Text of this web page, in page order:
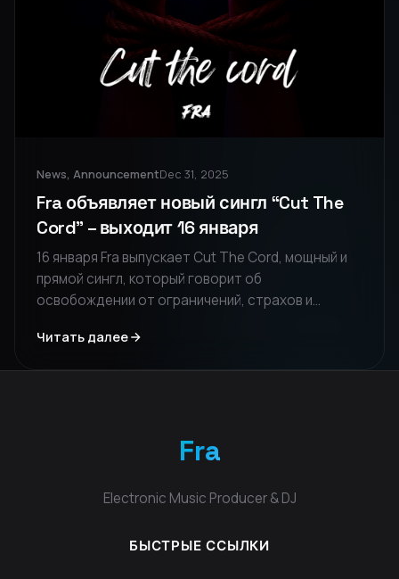
News, AnnouncementDec 31, 2025
Fra объявляет новый сингл “Cut The
Cord” – выходит 16 января
16 января Fra выпускает Cut The Cord, мощный и
прямой сингл, который говорит об
освобождении от ограничений, страхов и
построенный на нарастающем напряжении и
Читать далее
Fra
Electronic Music Producer & DJ
БЫСТРЫЕ ССЫЛКИ